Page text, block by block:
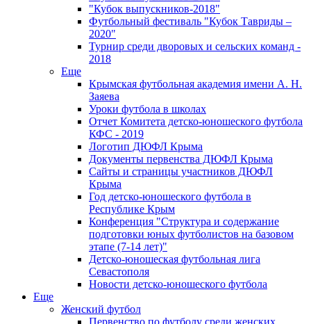
"Кубок выпускников-2018"
Футбольный фестиваль "Кубок Тавриды –
2020"
Турнир среди дворовых и сельских команд -
2018
Еще
Крымская футбольная академия имени А. Н.
Заяева
Уроки футбола в школах
Отчет Комитета детско-юношеского футбола
КФС - 2019
Логотип ДЮФЛ Крыма
Документы первенства ДЮФЛ Крыма
Сайты и страницы участников ДЮФЛ
Крыма
Год детско-юношеского футбола в
Республике Крым
Конференция "Структура и содержание
подготовки юных футболистов на базовом
этапе (7-14 лет)"
Детско-юношеская футбольная лига
Севастополя
Новости детско-юношеского футбола
Еще
Женский футбол
Первенство по футболу среди женских